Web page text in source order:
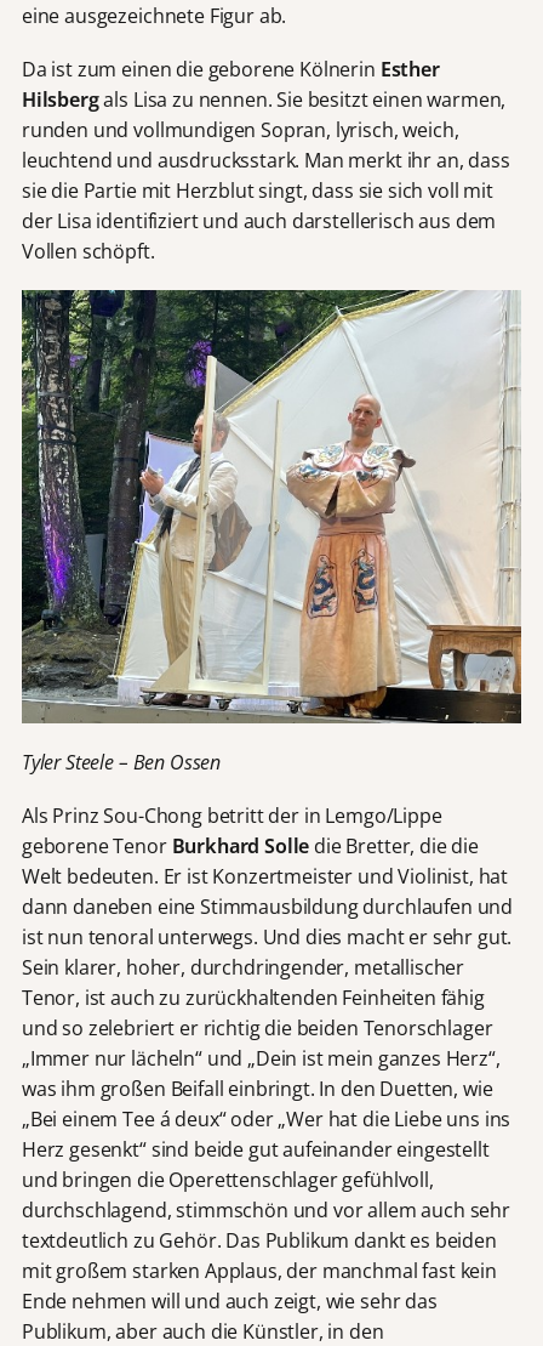
eine ausgezeichnete Figur ab.
Da ist zum einen die geborene Kölnerin Esther
Hilsbergals Lisa zu nennen. Sie besitzt einen warmen,
runden und vollmundigen Sopran, lyrisch, weich,
leuchtend und ausdrucksstark. Man merkt ihr an, dass
sie die Partie mit Herzblut singt, dass sie sich voll mit
der Lisa identifiziert und auch darstellerisch aus dem
Vollen schöpft.
Tyler Steele – Ben Ossen
Als Prinz Sou-Chong betritt der in Lemgo/Lippe
geborene Tenor Burkhard Solle die Bretter, die die
Welt bedeuten. Er ist Konzertmeister und Violinist, hat
dann daneben eine Stimmausbildung durchlaufen und
ist nun tenoral unterwegs. Und dies macht er sehr gut.
Sein klarer, hoher, durchdringender, metallischer
Tenor, ist auch zu zurückhaltenden Feinheiten fähig
und so zelebriert er richtig die beiden Tenorschlager
„Immer nur lächeln“ und „Dein ist mein ganzes Herz“,
was ihm großen Beifall einbringt. In den Duetten, wie
„Bei einem Tee á deux“ oder „Wer hat die Liebe uns ins
Herz gesenkt“ sind beide gut aufeinander eingestellt
und bringen die Operettenschlager gefühlvoll,
durchschlagend, stimmschön und vor allem auch sehr
textdeutlich zu Gehör. Das Publikum dankt es beiden
mit großem starken Applaus, der manchmal fast kein
Ende nehmen will und auch zeigt, wie sehr das
Publikum, aber auch die Künstler, in den